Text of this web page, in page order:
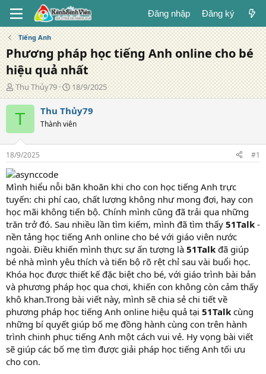
Đăng nhập Đăng ký
Tiếng Anh
Phương pháp học tiếng Anh online cho bé
hiệu quả nhất
T
á
c
g
ả
Thu Thủy79
N
g
à
đ
g
18/9/2025
T Thu Thủy79
Thành viên
18/9/2025 #1
Mình hiểu nỗi băn khoăn khi cho con học tiếng Anh trực
tuyến: chi phí cao, chất lượng không như mong đợi, hay con
học mãi không tiến bộ. Chính mình cũng đã trải qua những
trăn trở đó. Sau nhiều lần tìm kiếm, mình đã tìm thấy 51Talk -
nền tảng học tiếng Anh online cho bé với giáo viên nước
ngoài. Điều khiến mình thực sự ấn tượng là 51Talk đã giúp
bé nhà mình yêu thích và tiến bộ rõ rệt chỉ sau vài buổi học.
Khóa học được thiết kế đặc biệt cho bé, với giáo trình bài bản
và phương pháp học qua chơi, khiến con không còn cảm thấy
khô khan.Trong bài viết này, mình sẽ chia sẻ chi tiết về
phương pháp học tiếng Anh online hiệu quả tại 51Talk cùng
những bí quyết giúp bố mẹ đồng hành cùng con trên hành
trình chinh phục tiếng Anh một cách vui vẻ. Hy vọng bài viết
sẽ giúp các bố mẹ tìm được giải pháp học tiếng Anh tối ưu
cho con.